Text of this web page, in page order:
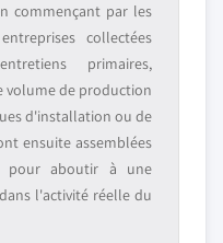
commençant par les
collectées
primaires,
volume de production
d'installation ou de
ensuite assemblées
pour aboutir à une
l'activité réelle du